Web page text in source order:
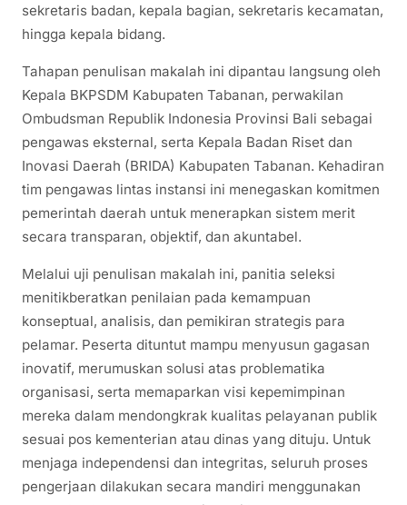
sekretaris badan, kepala bagian, sekretaris kecamatan,
hingga kepala bidang.
Tahapan penulisan makalah ini dipantau langsung oleh
Kepala BKPSDM Kabupaten Tabanan, perwakilan
Ombudsman Republik Indonesia Provinsi Bali sebagai
pengawas eksternal, serta Kepala Badan Riset dan
Inovasi Daerah (BRIDA) Kabupaten Tabanan. Kehadiran
tim pengawas lintas instansi ini menegaskan komitmen
pemerintah daerah untuk menerapkan sistem merit
secara transparan, objektif, dan akuntabel.
Melalui uji penulisan makalah ini, panitia seleksi
menitikberatkan penilaian pada kemampuan
konseptual, analisis, dan pemikiran strategis para
pelamar. Peserta dituntut mampu menyusun gagasan
inovatif, merumuskan solusi atas problematika
organisasi, serta memaparkan visi kepemimpinan
mereka dalam mendongkrak kualitas pelayanan publik
sesuai pos kementerian atau dinas yang dituju. Untuk
menjaga independensi dan integritas, seluruh proses
pengerjaan dilakukan secara mandiri menggunakan